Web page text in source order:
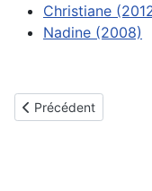
Christiane
Nadine (2008)
Article précédent :
Précédent